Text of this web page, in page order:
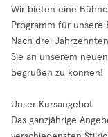
Wir bieten eine
Programm für unsere
Nach drei
Sie an unserem
begrüßen zu können!
Unser Kursangebot
Das ganzjährige